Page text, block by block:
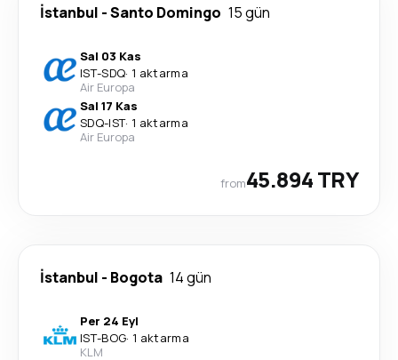
İstanbul -Santo Domingo 15 gün
Sal 03 Kas
IST-SDQ· 1 aktarma
Air Europa
Sal 17 Kas
SDQ-IST· 1 aktarma
Air Europa
from45.894 TRY
İstanbul - Bogota 14 gün
Per 24 Eyl
IST-BOG· 1 aktarma
KLM